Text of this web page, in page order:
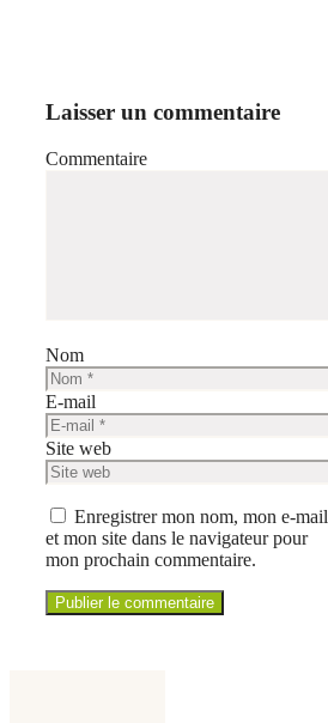
Laisser un commentaire
Commentaire
Nom
E-mail
Site web
Enregistrer mon nom, mon e-mail
et mon site dans le navigateur pour
mon prochain commentaire.